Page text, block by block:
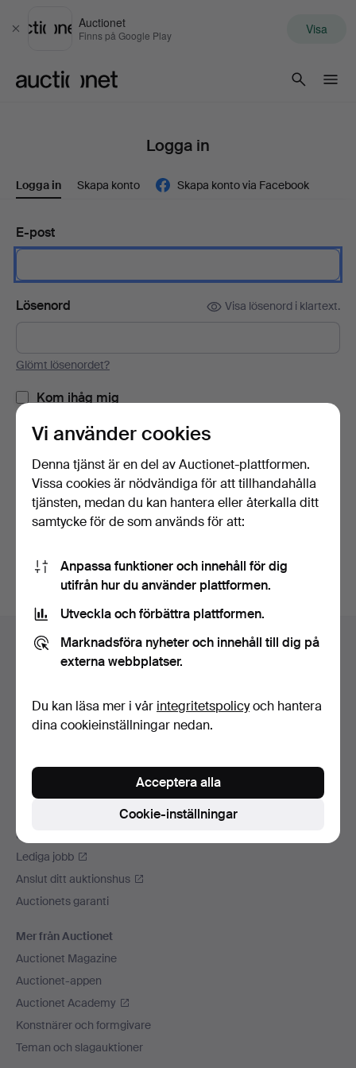
Stäng
Auctionet
Finns på Google Play Visa
Logga in
Logga in Skapa konto Skapa konto via Facebook
E-post
Lösenord Visa lösenord i klartext.
Glömt lösenordet?
Kom ihåg mig
Logga in
eller logga in via Facebook här
Sidfotsnavigation
Hjälp och kontakt
Kontakta support
Betalningsalternativ
Vi skickar med
Auctionet
Press
Lediga jobb
Anslut ditt auktionshus
Auctionets garanti
Mer från Auctionet
Auctionet Magazine
Auctionet-appen
Auctionet Academy
Konstnärer och formgivare
Teman och slagauktioner
Vi använder cookies
Denna tjänst är en del av Auctionet-plattformen.
Vissa cookies är nödvändiga för att tillhandahålla
tjänsten, medan du kan hantera eller återkalla ditt
samtycke för de som används för att:
Anpassa funktioner och innehåll för dig
utifrån hur du använder plattformen.
Utveckla och förbättra plattformen.
Marknadsföra nyheter och innehåll till dig på
externa webbplatser.
Du kan läsa mer i vår integritetspolicyoch hantera
dina cookieinställningar nedan.
Cookie-inställningar
Acceptera alla